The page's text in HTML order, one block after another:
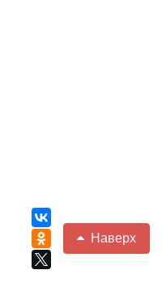
Наверх